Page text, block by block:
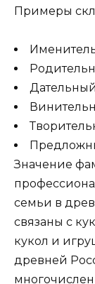
Примеры
Значение
семьи в
связаны с
кукол и
древней